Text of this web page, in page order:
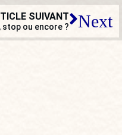
SUIVANT
stop ou encore ? Next